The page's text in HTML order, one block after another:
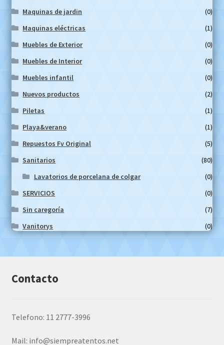
Maquinas de jardin
(0)
Maquinas eléctricas
(1)
Muebles de Exterior
(0)
Muebles de Interior
(0)
Muebles infantil
(0)
Nuevos productos
(2)
Piletas
(1)
Playa&verano
(1)
Repuestos Fv Original
(5)
Sanitarios
(80)
Lavatorios de porcelana de colgar
(0)
SERVICIOS
(0)
Sin caregoría
(7)
Vanitorys
(0)
Contacto
Telefono: 11 2777-3996
Mail: info@siempreatentos.net